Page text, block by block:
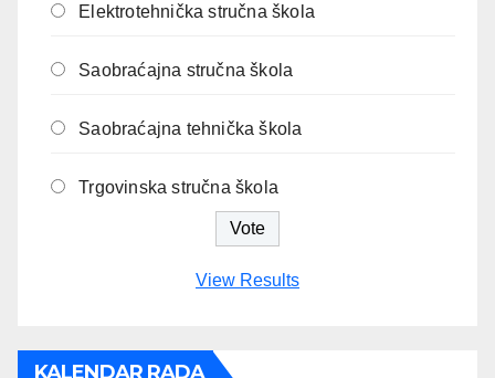
Elektrotehnička stručna škola
Saobraćajna stručna škola
Saobraćajna tehnička škola
Trgovinska stručna škola
View Results
KALENDAR RADA